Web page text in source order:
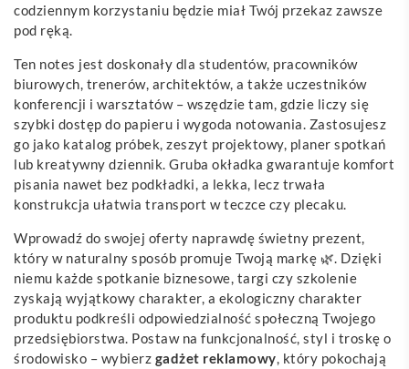
codziennym korzystaniu będzie miał Twój przekaz zawsze
pod ręką.
Ten notes jest doskonały dla studentów, pracowników
biurowych, trenerów, architektów, a także uczestników
konferencji i warsztatów – wszędzie tam, gdzie liczy się
szybki dostęp do papieru i wygoda notowania. Zastosujesz
go jako katalog próbek, zeszyt projektowy, planer spotkań
lub kreatywny dziennik. Gruba okładka gwarantuje komfort
pisania nawet bez podkładki, a lekka, lecz trwała
konstrukcja ułatwia transport w teczce czy plecaku.
Wprowadź do swojej oferty naprawdę świetny prezent,
który w naturalny sposób promuje Twoją markę 🌿. Dzięki
niemu każde spotkanie biznesowe, targi czy szkolenie
zyskają wyjątkowy charakter, a ekologiczny charakter
produktu podkreśli odpowiedzialność społeczną Twojego
przedsiębiorstwa. Postaw na funkcjonalność, styl i troskę o
środowisko – wybierz gadżet reklamowy, który pokochają